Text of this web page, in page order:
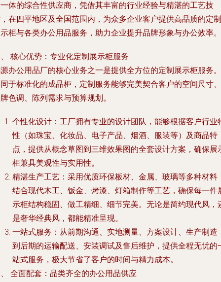
体的综合性供应商，凭借其丰富的行业经验与精湛的工艺技
在四平地区及全国范围内，为众多企业客户提供高品质的定制
柜与各类办公用品服务，助力企业提升品牌形象与办公效率。
核心优势：专业化定制展示柜服务
办公用品厂的核心业务之一是提供全方位的定制展示柜服务。
于标准化的成品柜，定制服务能够完美契合客户的空间尺寸、
色调、陈列需求与预算规划。
个性化设计 ：工厂拥有专业的设计团队，能够根据客户行业
性（如珠宝、化妆品、电子产品、烟酒、服装等）及商品特
点，提供从概念草图到三维效果图的全套设计方案，确保展
柜兼具美观性与实用性。
精湛生产工艺 ：采用优质环保板材、金属、玻璃等多种材料
结合现代木工、钣金、烤漆、灯箱制作等工艺，确保每一件
示柜结构稳固、做工精细、细节完美。无论是简约现代风，
是奢华经典风，都能精准呈现。
一站式服务 ：从前期沟通、实地测量、方案设计、生产制造
到后期的运输配送、安装调试及售后维护，提供全程无忧的
站式服务，极大节省了客户的时间与精力成本。
全面配套：品类齐全的办公用品供应